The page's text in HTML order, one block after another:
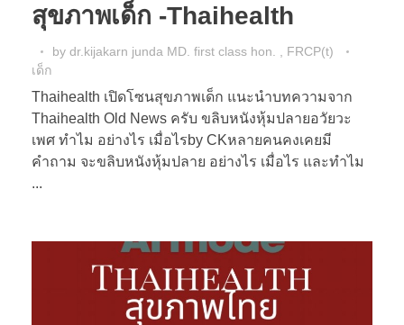
สุขภาพเด็ก -Thaihealth
by dr.kijakarn junda MD. first class hon. , FRCP(t)
เด็ก
Thaihealth เปิดโซนสุขภาพเด็ก แนะนำบทความจาก
Thaihealth Old News ครับ ขลิบหนังหุ้มปลายอวัยวะ
เพศ ทำไม อย่างไร เมื่อไรby CKหลายคนคงเคยมี
คำถาม จะขลิบหนังหุ้มปลาย อย่างไร เมื่อไร และทำไม
...